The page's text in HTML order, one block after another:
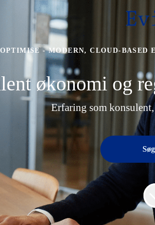
OPTIMISE - MODERN, CLOUD-BASED
økonomi og
Erfaring som